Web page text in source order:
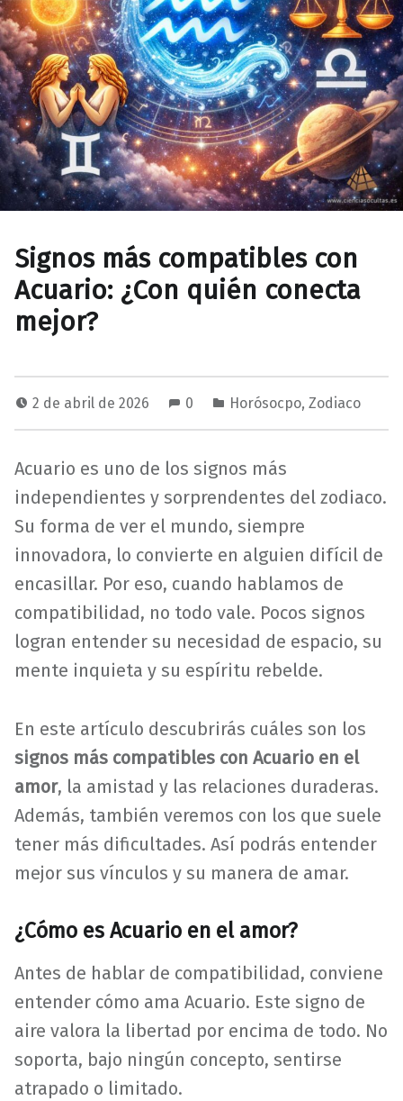
Signos más compatibles con
Acuario: ¿Con quién conecta
mejor?
2 de abril de 2026 0 Horósocpo, Zodiaco
Acuario es uno de los signos más
independientes y sorprendentes del zodiaco.
Su forma de ver el mundo, siempre
innovadora, lo convierte en alguien difícil de
encasillar. Por eso, cuando hablamos de
compatibilidad, no todo vale. Pocos signos
logran entender su necesidad de espacio, su
mente inquieta y su espíritu rebelde.
En este artículo descubrirás cuáles son los
signos más compatibles con Acuario en el
amor, la amistad y las relaciones duraderas.
Además, también veremos con los que suele
tener más dificultades. Así podrás entender
mejor sus vínculos y su manera de amar.
¿Cómo es Acuario en el amor?
Antes de hablar de compatibilidad, conviene
entender cómo ama Acuario. Este signo de
aire valora la libertad por encima de todo. No
soporta, bajo ningún concepto, sentirse
atrapado o limitado.